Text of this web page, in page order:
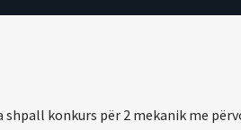
shpall konkurs për 2 mekanik me